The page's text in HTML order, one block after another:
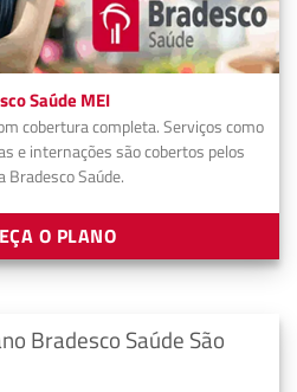
Saúde MEI
cobertura completa. Serviços como
e internações são cobertos pelos
Bradesco Saúde.
O PLANO
Bradesco Saúde São